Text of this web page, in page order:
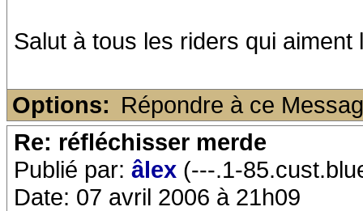
Salut à tous les riders qui aiment
Options: Répondre à ce
Re: réfléchisser merde
Publié par: âlex (---.1-
Date: 07 avril 2006 à 21h09